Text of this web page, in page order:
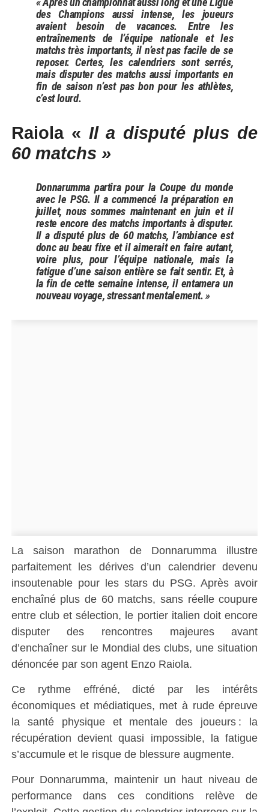
des Champions aussi intense, les joueurs
avaient besoin de vacances. Entre les
entraînements de l’équipe nationale et les
matchs très importants, il n’est pas facile de se
reposer.Certes, les calendriers sont serrés,
mais disputer des matchs aussi importants en
fin de saison n’est pas bon pour les athlètes,
c’est lourd.
Raiola « Il a disputé plus de
60 matchs »
Donnarumma partira pour la Coupe du monde
avec le PSG. Il a commencé la préparation en
juillet, nous sommes maintenant en juin et il
reste encore des matchs importants à disputer.
Il a disputé plus de 60 matchs, l’ambiance est
donc au beau fixe et il aimerait en faire autant,
voire plus, pour l’équipe nationale, mais la
fatigue d’une saison entière se fait sentir. Et, à
la fin de cette semaine intense, il entamera un
nouveau voyage, stressant mentalement. »
La saison marathon de Donnarumma illustre
parfaitement les dérives d’un calendrier devenu
insoutenable pour les stars du PSG. Après avoir
enchaîné plus de 60 matchs, sans réelle coupure
entre club et sélection, le portier italien doit encore
disputer des rencontres majeures avant
d’enchaîner sur le Mondial des clubs, une situation
dénoncée par son agent Enzo Raiola.
Ce rythme effréné, dicté par les intérêts
économiques et médiatiques, met à rude épreuve
la santé physique et mentale des joueurs : la
récupération devient quasi impossible, la fatigue
s’accumule et le risque de blessure augmente.
Pour Donnarumma, maintenir un haut niveau de
performance dans ces conditions relève de